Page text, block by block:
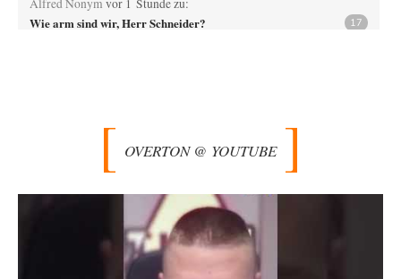
Alfred Nonym vor 1 Stunde zu:
Wie arm sind wir, Herr Schneider? 17
vor 8 Stunden zu:
Kurz gesagt: der Autor dieses Kommentars weiß es ganz genau. Er hat die
DIRTY OPERATING SYSTEMvor 10 Stunden zu:
Die Revolution, die nie scheiterte
OVERTON @ YOUTUBE